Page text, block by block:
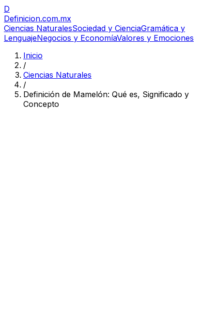
D
Definicion.com.mx
Ciencias NaturalesSociedad y CienciaGramática y
LenguajeNegocios y EconomíaValores y Emociones
Inicio
/
Ciencias Naturales
/
Definición de Mamelón: Qué es, Significado y
Concepto